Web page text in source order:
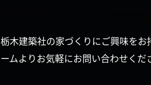
栃木建築社の家づくりにご興味を
ームよりお気軽にお問い合わせくだ